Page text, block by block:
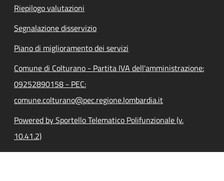
Riepilogo valutazioni
Segnalazione disservizio
Piano di miglioramento dei servizi
Comune di Colturano - Partita IVA dell'amministrazione:
09252890158 - PEC:
comune.colturano@pec.regione.lombardia.it
Powered by Sportello Telematico Polifunzionale (v.
10.41.2)